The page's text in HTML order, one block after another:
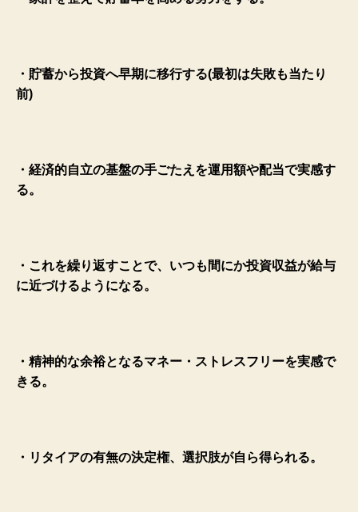
・貯蓄から投資へ早期に移行する(最初は失敗も当たり
前)
・経済的自立の基盤の手ごたえを運用額や配当で実感す
る。
・これを繰り返すことで、いつも間にか投資収益が給与
に近づけるようになる。
・精神的な余裕となるマネー・ストレスフリーを実感で
きる。
・リタイアの有無の決定権、選択肢が自ら得られる。